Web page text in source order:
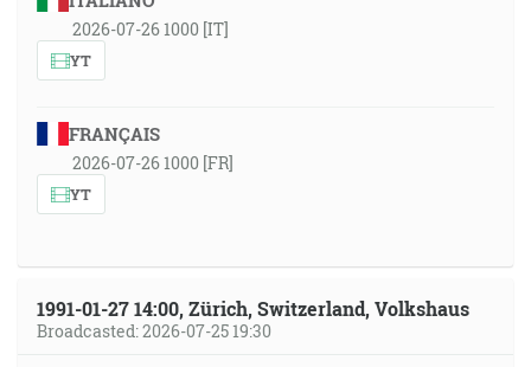
2026-07-26 1000 [IT]
YT
FRANÇAIS
2026-07-26 1000 [FR]
YT
1991-01-27 14:00, Zürich, Switzerland, Volkshaus
Broadcasted: 2026-07-25 19:30